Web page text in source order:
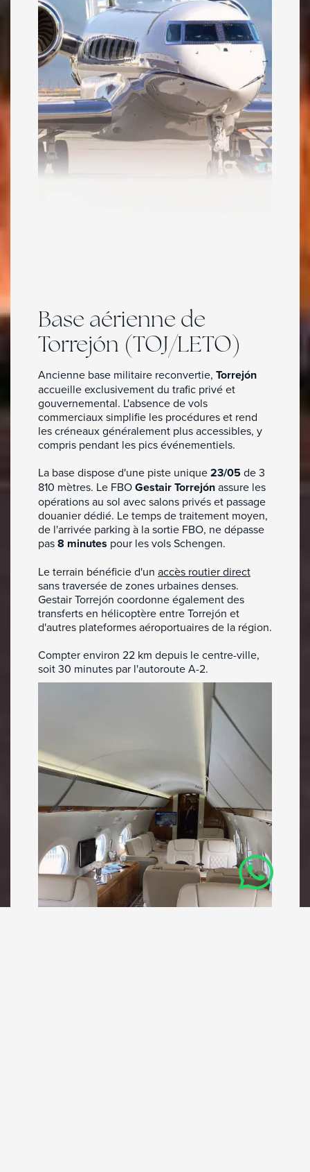
Affrétez votre avion
Affrètement d’avion commercial
À partir de 20 passagers
Cargo aérien
Pour votre logistique de fret
Base aérienne de
Torrejón (TOJ/LETO)
Ancienne base militaire reconvertie, Torrejón
accueille exclusivement du trafic privé et
gouvernemental. L'absence de vols
commerciaux simplifie les procédures et rend
les créneaux généralement plus accessibles, y
compris pendant les pics événementiels.
La base dispose d'une piste unique23/05de 3
810 mètres. Le FBOGestair Torrejónassure les
opérations au sol avec salons privés et passage
douanier dédié. Le temps de traitement moyen,
de l'arrivée parking à la sortie FBO, ne dépasse
pas8 minutes pour les vols Schengen.
Le terrain bénéficie d'un accès routier direct
sans traversée de zones urbaines denses.
Gestair Torrejón coordonne également des
transferts en hélicoptère entre Torrejón et
d'autres plateformes aéroportuaires de la région.
Compter environ 22 km depuis le centre-ville,
soit 30 minutes par l'autoroute A-2.